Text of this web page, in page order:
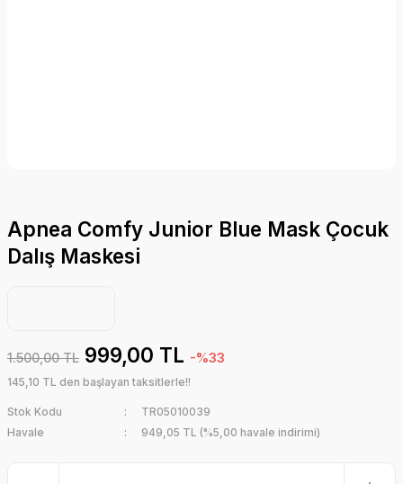
Apnea Comfy Junior Blue Mask Çocuk
Dalış Maskesi
1.500,00 TL 999,00 TL -%33
145,10 TL den başlayan taksitlerle!!
Stok Kodu
TR05010039
Havale
949,05 TL (%5,00 havale indirimi)